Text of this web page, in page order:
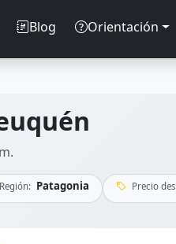
Blog Orientación
Región: Patagonia Precio